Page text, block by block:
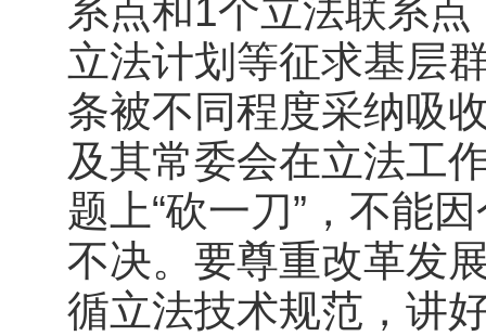
系点和1个立法联系
立法计划等征求基层
条被不同程度采纳吸
及其常委会在立法工
题上“砍一刀”，不能
不决。要尊重改革发
循立法技术规范，讲